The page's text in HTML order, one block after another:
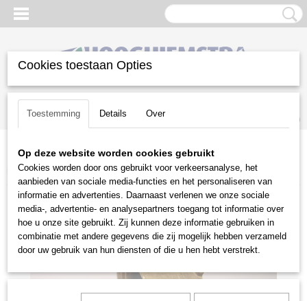
Inloggen Registreren
(0)
Home >Gazononderhoud>Beregeningstechniek
koppeling 1" binnendraad 3.13.050
Cookies toestaan Opties
Toestemming Details Over
Op deze website worden cookies gebruikt
Cookies worden door ons gebruikt voor verkeersanalyse, het
aanbieden van sociale media-functies en het personaliseren van
informatie en advertenties. Daarnaast verlenen we onze sociale
media-, advertentie- en analysepartners toegang tot informatie over
hoe u onze site gebruikt. Zij kunnen deze informatie gebruiken in
combinatie met andere gegevens die zij mogelijk hebben verzameld
door uw gebruik van hun diensten of die u hen hebt verstrekt.